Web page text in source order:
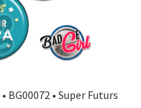
BG00072 • Super Futurs